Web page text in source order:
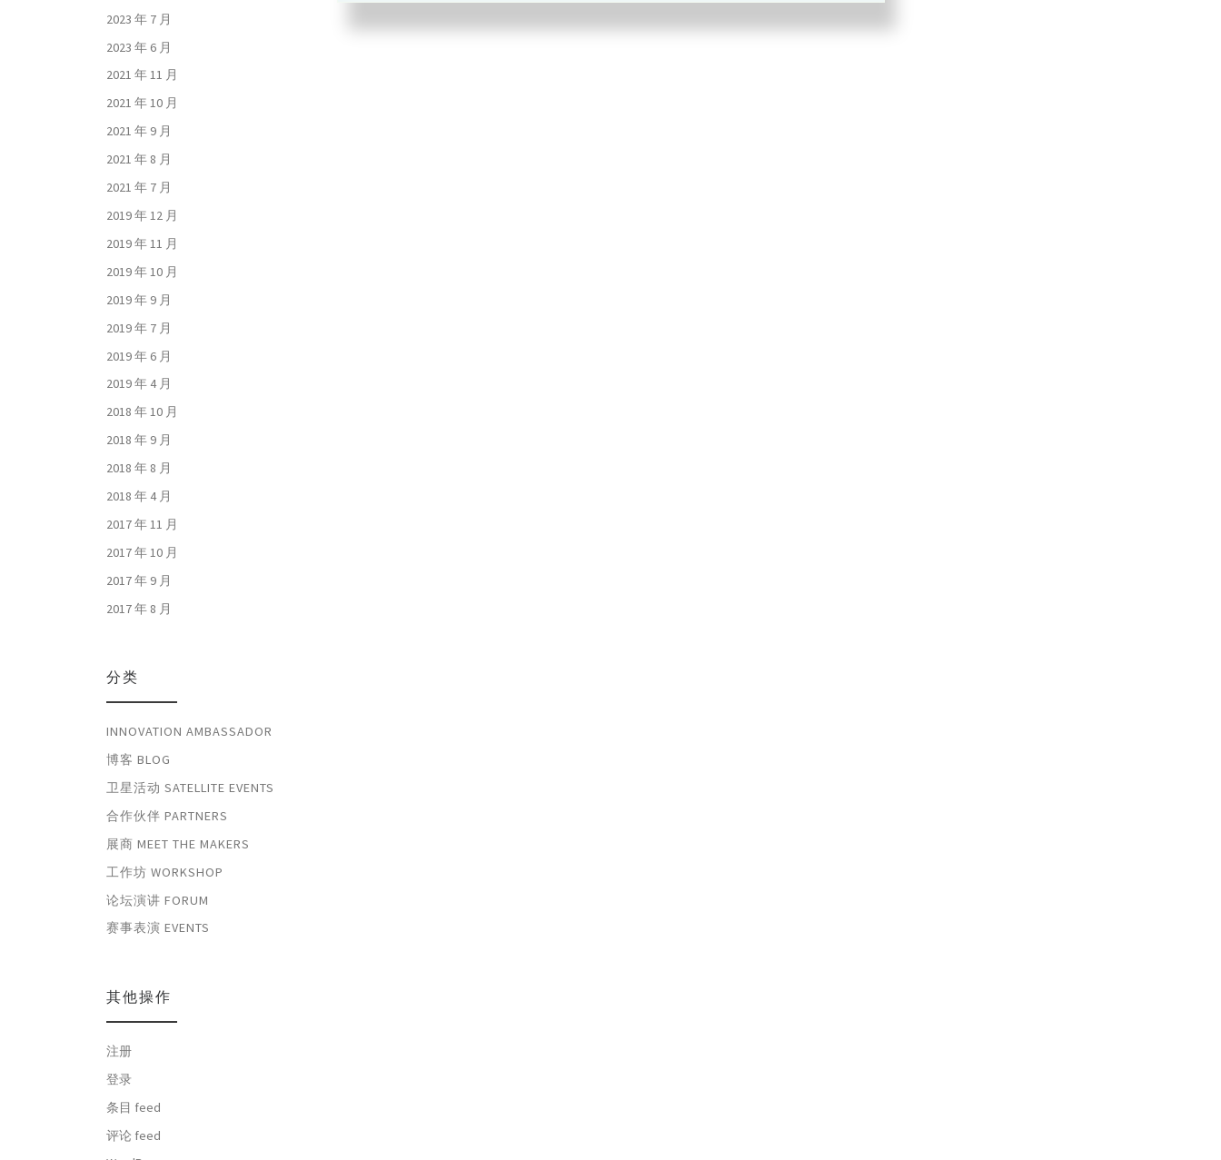
2023 年 7 月
2023 年 6 月
2021 年 11 月
2021 年 10 月
2021 年 9 月
2021 年 8 月
2021 年 7 月
2019 年 12 月
2019 年 11 月
2019 年 10 月
2019 年 9 月
2019 年 7 月
2019 年 6 月
2019 年 4 月
2018 年 10 月
2018 年 9 月
2018 年 8 月
2018 年 4 月
2017 年 11 月
2017 年 10 月
2017 年 9 月
2017 年 8 月
分类
INNOVATION AMBASSADOR
博客 BLOG
卫星活动 SATELLITE EVENTS
合作伙伴 PARTNERS
展商 MEET THE MAKERS
工作坊 WORKSHOP
论坛演讲 FORUM
赛事表演 EVENTS
其他操作
注册
登录
条目 feed
评论 feed